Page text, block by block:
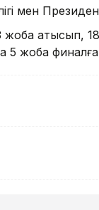
мен
жоба
5 жоба финалға